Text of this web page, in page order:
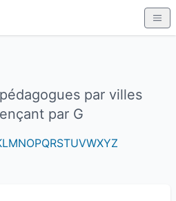
par villes
par G
LMNOPQRSTUVWXYZ